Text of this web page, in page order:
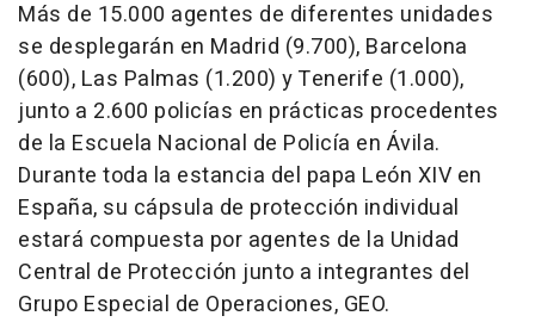
Más de 15.000 agentes de diferentes unidades
se desplegarán en Madrid (9.700), Barcelona
(600), Las Palmas (1.200) y Tenerife (1.000),
junto a 2.600 policías en prácticas procedentes
de la Escuela Nacional de Policía en Ávila.
Durante toda la estancia del papa León XIV en
España, su cápsula de protección individual
estará compuesta por agentes de la Unidad
Central de Protección junto a integrantes del
Grupo Especial de Operaciones, GEO.